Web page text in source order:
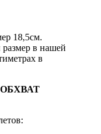
18,5см.
в нашей
в